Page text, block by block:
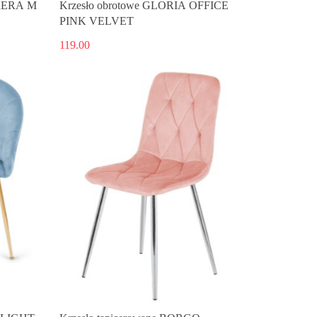
M
Krzesło obrotowe GLORIA OFFICE
PINK VELVET
119.00